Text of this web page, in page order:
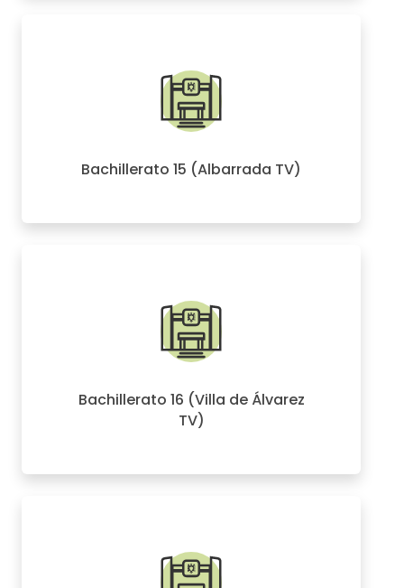
Bachillerato 15 (Albarrada TV)
Bachillerato 16 (Villa de Álvarez
TV)